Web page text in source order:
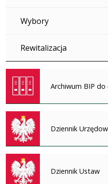
Wybory
Rewitalizacja
Archiwum BIP do
Dziennik
Dziennik Ustaw